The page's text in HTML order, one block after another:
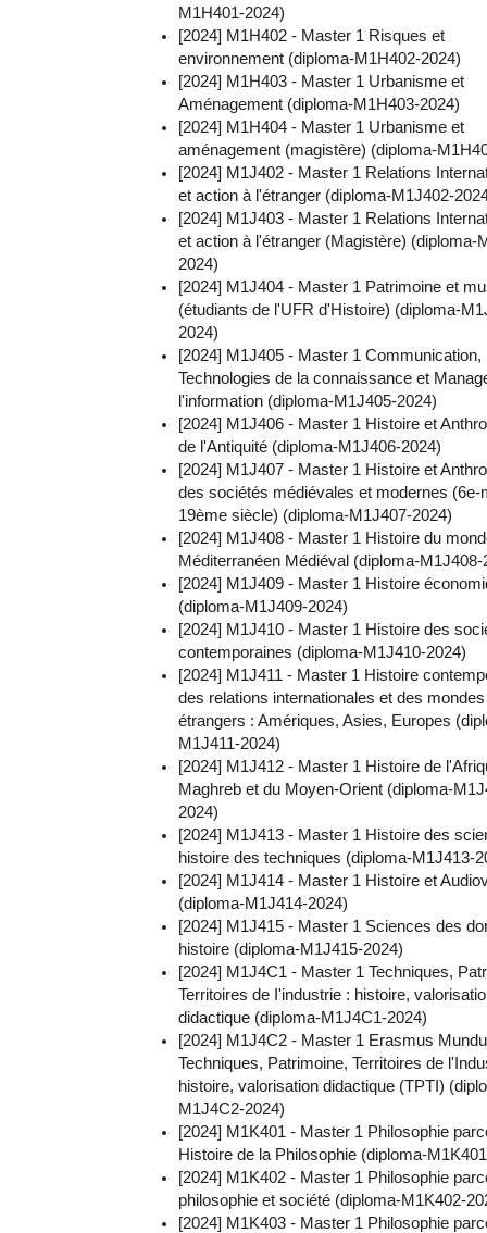
M1H401-2024)
[2024] M1H402 - Master 1 Risques et
environnement (diploma-M1H402-2024)
[2024] M1H403 - Master 1 Urbanisme et
Aménagement (diploma-M1H403-2024)
[2024] M1H404 - Master 1 Urbanisme et
aménagement (magistère) (diploma-
[2024] M1J402 - Master 1 Relations
et action à l'étranger (diploma-M1J402-
[2024] M1J403 - Master 1 Relations
et action à l'étranger (Magistère) (diploma-
2024)
[2024] M1J404 - Master 1 Patrimoine et
(étudiants de l'UFR d'Histoire) (diploma-
2024)
[2024] M1J405 - Master 1 Communication,
Technologies de la connaissance et
l'information (diploma-M1J405-2024)
[2024] M1J406 - Master 1 Histoire et
de l'Antiquité (diploma-M1J406-2024)
[2024] M1J407 - Master 1 Histoire et
des sociétés médiévales et modernes (6e-
19ème siècle) (diploma-M1J407-2024)
[2024] M1J408 - Master 1 Histoire du
Méditerranéen Médiéval (diploma-M1J408-
[2024] M1J409 - Master 1 Histoire
(diploma-M1J409-2024)
[2024] M1J410 - Master 1 Histoire des
contemporaines (diploma-M1J410-2024)
[2024] M1J411 - Master 1 Histoire
des relations internationales et des mondes
étrangers : Amériques, Asies, Europes
M1J411-2024)
[2024] M1J412 - Master 1 Histoire de
Maghreb et du Moyen-Orient (diploma-
2024)
[2024] M1J413 - Master 1 Histoire des
histoire des techniques (diploma-M1J413-
[2024] M1J414 - Master 1 Histoire et
(diploma-M1J414-2024)
[2024] M1J415 - Master 1 Sciences des
histoire (diploma-M1J415-2024)
[2024] M1J4C1 - Master 1 Techniques,
Territoires de I'industrie : histoire,
didactique (diploma-M1J4C1-2024)
[2024] M1J4C2 - Master 1 Erasmus
Techniques, Patrimoine, Territoires de
histoire, valorisation didactique (TPTI)
M1J4C2-2024)
[2024] M1K401 - Master 1 Philosophie
Histoire de la Philosophie (diploma-
[2024] M1K402 - Master 1 Philosophie
philosophie et société (diploma-M1K402-
[2024] M1K403 - Master 1 Philosophie